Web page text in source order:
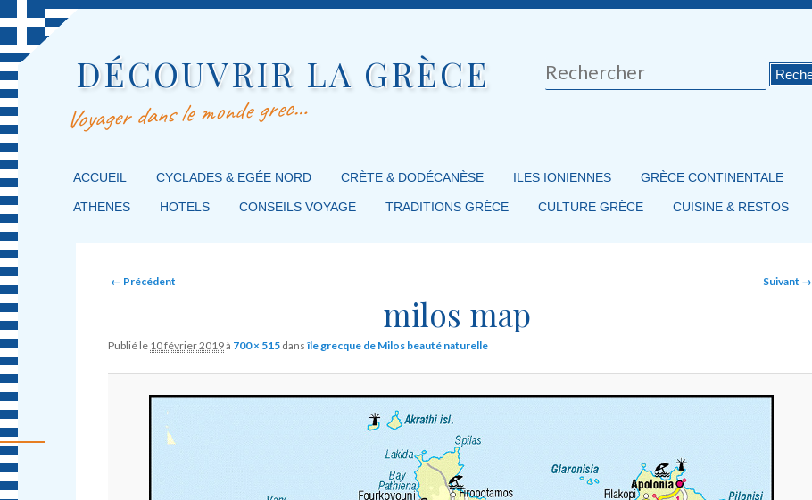
DÉCOUVRIR LA GRÈCE
Voyager dans le monde grec…
Rechercher
MENU PRINCIPAL
MASQUER LA NAVIGATION PRINCIPALE
MASQUER LA NAVIGATION SECONDAIRE
ACCUEIL CYCLADES & EGÉE NORD CRÈTE & DODÉCANÈSE ILES IONIENNES GRÈCE CONTINENTALE
ATHENES HOTELS CONSEILS VOYAGE TRADITIONS GRÈCE CULTURE GRÈCE CUISINE & RESTOS
Image navigation
← Précédent Suivant →
milos map
Publié le 10 février 2019à 700 × 515 dansîle grecque de Milos beauté naturelle